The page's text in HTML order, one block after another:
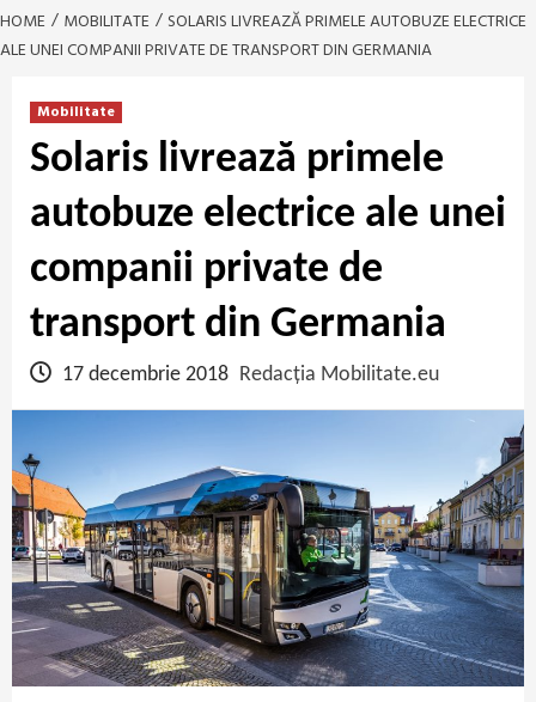
HOME MOBILITATE
SOLARIS LIVREAZĂ PRIMELE AUTOBUZE ELECTRICE
ALE UNEI COMPANII PRIVATE DE TRANSPORT DIN GERMANIA
Mobilitate
Solaris livrează primele
autobuze electrice ale unei
companii private de
transport din Germania
17 decembrie 2018 Redacția Mobilitate.eu